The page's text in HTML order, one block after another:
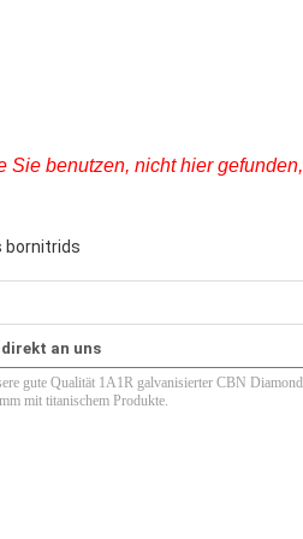
Sie benutzen, nicht hier gefunden,
bornitrids
an uns